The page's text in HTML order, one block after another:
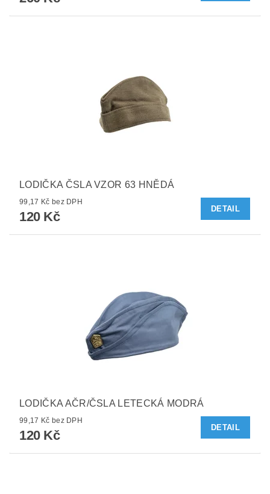
LODIČKA ČSLA VZOR 63 HNĚDÁ
99,17 Kč bez DPH
120 Kč
DETAIL
LODIČKA AČR/ČSLA LETECKÁ MODRÁ
99,17 Kč bez DPH
120 Kč
DETAIL